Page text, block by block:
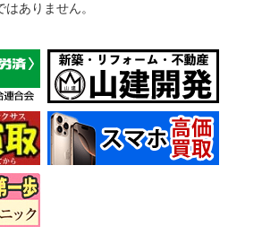
ありません。